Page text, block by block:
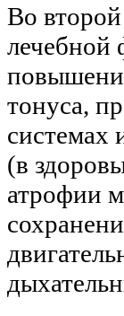
Во
лечебной
тонуса,
системах
(в
атрофии